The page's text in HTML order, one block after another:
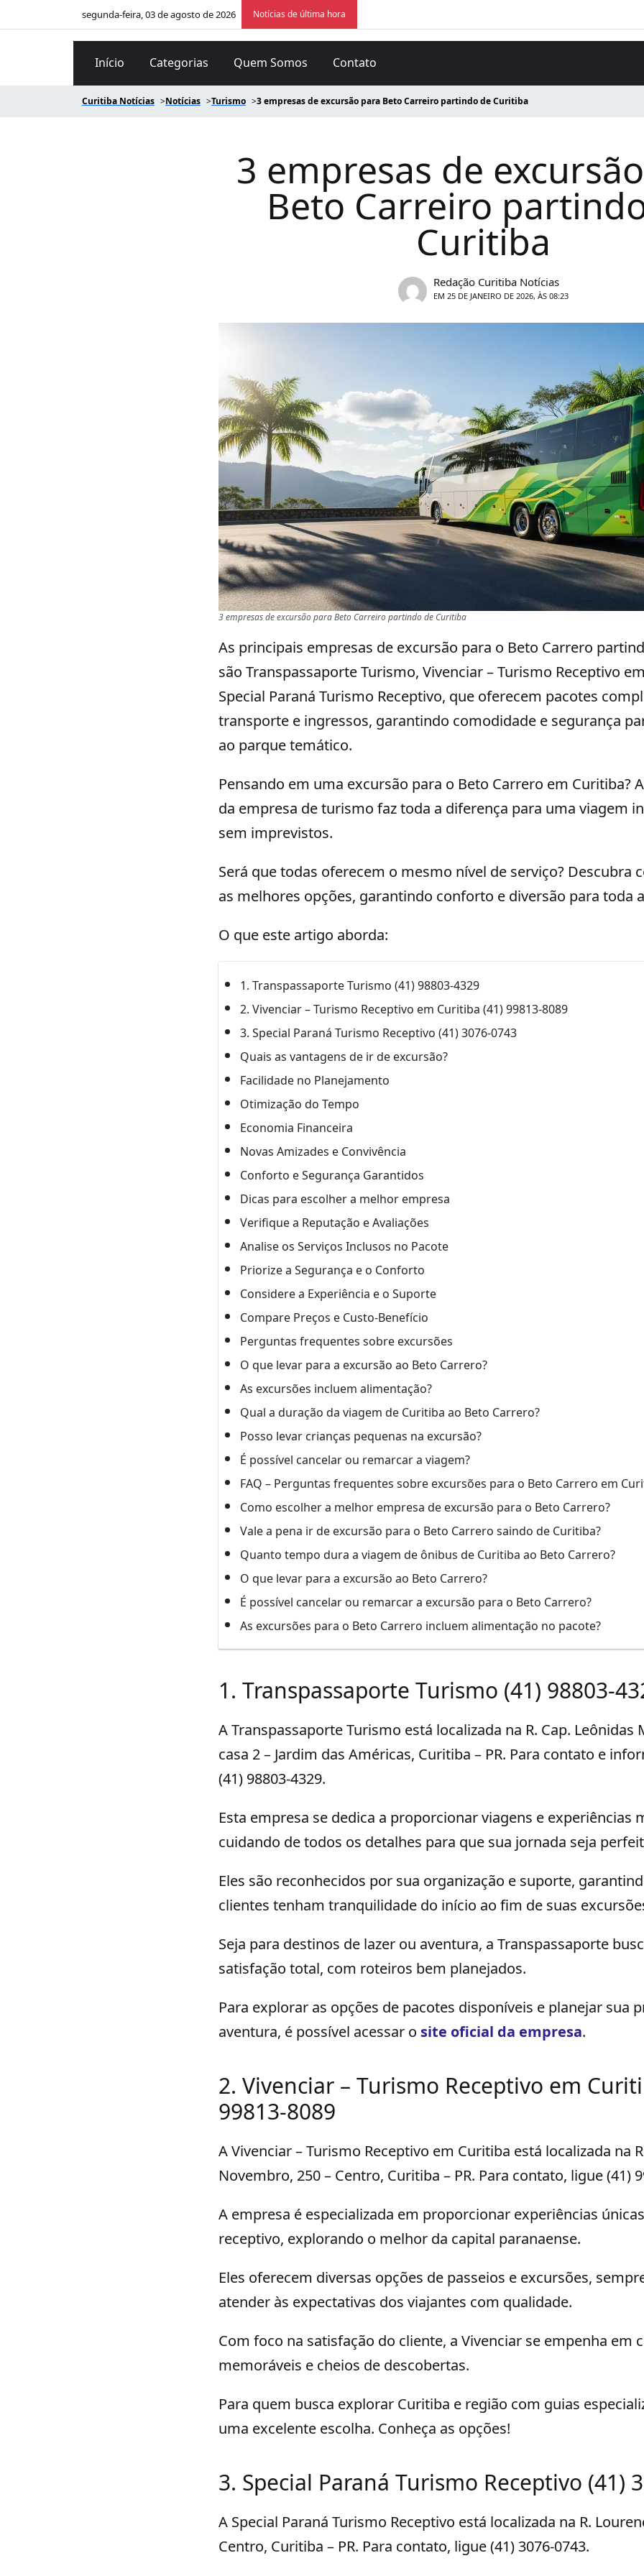
segunda-feira, 03 de agosto de 2026 Notícias de última hora
Início Categorias Quem Somos Contato
Curitiba Notícias Notícias Turismo 3 empresas de excursão para Beto Carreiro partindo de Curitiba
3 empresas de
Beto Carreiro
Curitiba
Redação Curitiba Notícias
EM 25 DE JANEIRO DE 2026, ÀS 08:23
3 empresas de excursão para Beto Carreiro partindo de Curitiba
As principais empresas de excursão para o Beto Carrero
são Transpassaporte Turismo, Vivenciar – Turismo Receptivo
Special Paraná Turismo Receptivo, que oferecem pacotes
transporte e ingressos, garantindo comodidade e segurança
ao parque temático.
Pensando em uma excursão para o Beto Carrero em Curitiba?
da empresa de turismo faz toda a diferença para uma viagem
sem imprevistos.
Será que todas oferecem o mesmo nível de serviço? Descubra
as melhores opções, garantindo conforto e diversão para toda
O que este artigo aborda:
1. Transpassaporte Turismo (41) 98803-4329
2. Vivenciar – Turismo Receptivo em Curitiba (41) 99813-8089
3. Special Paraná Turismo Receptivo (41) 3076-0743
Quais as vantagens de ir de excursão?
Facilidade no Planejamento
Otimização do Tempo
Economia Financeira
Novas Amizades e Convivência
Conforto e Segurança Garantidos
Dicas para escolher a melhor empresa
Verifique a Reputação e Avaliações
Analise os Serviços Inclusos no Pacote
Priorize a Segurança e o Conforto
Considere a Experiência e o Suporte
Compare Preços e Custo-Benefício
Perguntas frequentes sobre excursões
O que levar para a excursão ao Beto Carrero?
As excursões incluem alimentação?
Qual a duração da viagem de Curitiba ao Beto Carrero?
Posso levar crianças pequenas na excursão?
É possível cancelar ou remarcar a viagem?
FAQ – Perguntas frequentes sobre excursões para o Beto Carrero em
Como escolher a melhor empresa de excursão para o Beto Carrero?
Vale a pena ir de excursão para o Beto Carrero saindo de Curitiba?
Quanto tempo dura a viagem de ônibus de Curitiba ao Beto Carrero?
O que levar para a excursão ao Beto Carrero?
É possível cancelar ou remarcar a excursão para o Beto Carrero?
As excursões para o Beto Carrero incluem alimentação no pacote?
1. Transpassaporte Turismo (41) 98803-
A Transpassaporte Turismo está localizada na R. Cap. Leônidas
casa 2 – Jardim das Américas, Curitiba – PR. Para contato e
(41) 98803-4329.
Esta empresa se dedica a proporcionar viagens e experiências
cuidando de todos os detalhes para que sua jornada seja
Eles são reconhecidos por sua organização e suporte,
clientes tenham tranquilidade do início ao fim de suas
Seja para destinos de lazer ou aventura, a Transpassaporte
satisfação total, com roteiros bem planejados.
Para explorar as opções de pacotes disponíveis e planejar sua
aventura, é possível acessar o site oficial da empresa.
2. Vivenciar – Turismo Receptivo em
99813-8089
A Vivenciar – Turismo Receptivo em Curitiba está localizada na
Novembro, 250 – Centro, Curitiba – PR. Para contato, ligue (41)
A empresa é especializada em proporcionar experiências
receptivo, explorando o melhor da capital paranaense.
Eles oferecem diversas opções de passeios e excursões,
atender às expectativas dos viajantes com qualidade.
Com foco na satisfação do cliente, a Vivenciar se empenha em
memoráveis e cheios de descobertas.
Para quem busca explorar Curitiba e região com guias
uma excelente escolha. Conheça as opções!
3. Special Paraná Turismo Receptivo (41)
A Special Paraná Turismo Receptivo está localizada na R.
Centro, Curitiba – PR. Para contato, ligue (41) 3076-0743.